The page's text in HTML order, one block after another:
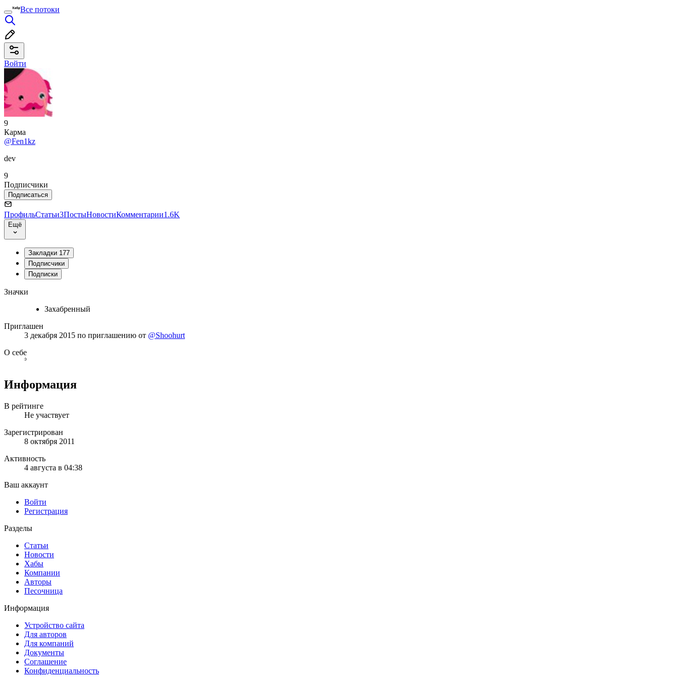
Все потоки
Войти
9
Карма
@Fen1kz
dev
9
Подписчики
Подписаться
ПрофильСтатьи3ПостыНовостиКомментарии1.6K
Ещё
Закладки 177
Подписчики
Подписки
Значки
Захабренный
Приглашен
3 декабря 2015 по приглашению от @Shoohurt
О себе
Информация
В рейтинге
Не участвует
Зарегистрирован
8 октября 2011
Активность
4 августа в 04:38
Ваш аккаунт
Войти
Регистрация
Разделы
Статьи
Новости
Хабы
Компании
Авторы
Песочница
Информация
Устройство сайта
Для авторов
Для компаний
Документы
Соглашение
Конфиденциальность